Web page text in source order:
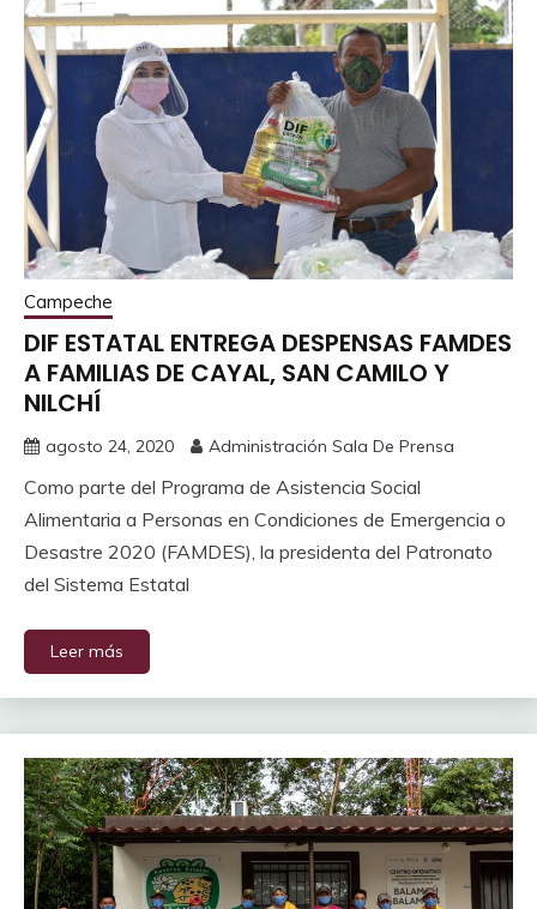
Campeche
DIF ESTATAL ENTREGA DESPENSAS FAMDES
A FAMILIAS DE CAYAL, SAN CAMILO Y
NILCHÍ
agosto 24, 2020 Administración Sala De Prensa
Como parte del Programa de Asistencia Social
Alimentaria a Personas en Condiciones de Emergencia o
Desastre 2020 (FAMDES), la presidenta del Patronato
del Sistema Estatal
Leer más